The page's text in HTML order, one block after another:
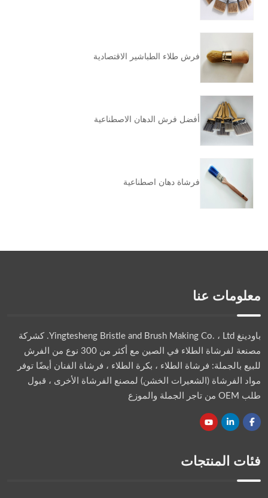
فرش طلاء الطباشير الاقتصادية
أفضل فرش الدهان الاصطناعية
فرشاة دهان اصطناعية
معلومات عنا
باودينغ Yingtesheng Bristle and Brush Making Co. ، Ltd.
كشركة
مصنعة لفرشاة الطلاء في الصين مع أكثر من 300 نوع من الفرش
للبيع بالجملة: فرشاة الطلاء ، بكرة الطلاء ، فرشاة الفنان أيضًا توفر
مواد الفرشاة (الشعيرات الخشن) لمصنع الفرشاة الأخرى ، قبول
طلب OEM من تاجر الجملة والموزع
فئات المنتجات